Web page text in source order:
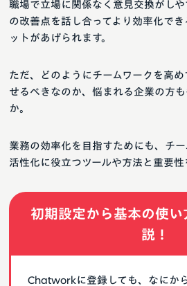
業務の効率化を目指すためにも、チ
活性化に役立つツールや方法と重要性
ただ、どのようにチームワークを高
せるべきなのか、悩まれる企業の方
か。
職場で立場に関係なく意見交換がし
の改善点を話し合ってより効率化で
ットがあげられます。
初期設定から基本の使
説！
Chatworkに登録しても、なにか